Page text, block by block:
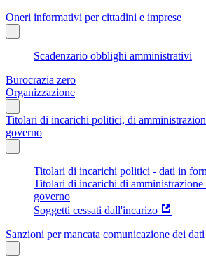
Oneri informativi per cittadini e imprese
Scadenzario obblighi amministrativi
Burocrazia zero
Organizzazione
Titolari di incarichi politici, di
governo
Titolari di incarichi politici - dati in
Titolari di incarichi di
governo
Soggetti cessati dall'incarizo
Sanzioni per mancata comunicazione dei dati